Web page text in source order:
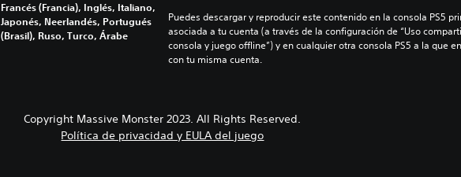
Francés (Francia), Inglés, Italiano,
Japonés, Neerlandés, Portugués
(Brasil), Ruso, Turco, Árabe
Puedes descargar y reproducir este contenido en la consola PS5
asociada a tu cuenta (a través de la configuración de “Uso
consola y juego offline”) y en cualquier otra consola PS5 a la que
con tu misma cuenta.
Copyright Massive Monster 2023. All Rights Reserved.
Política de privacidad y EULA del juego